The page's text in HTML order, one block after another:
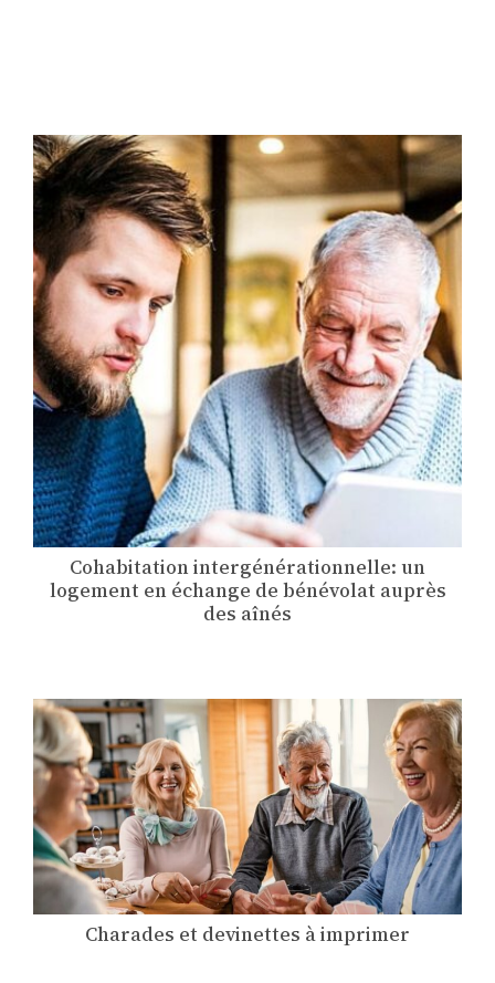
Cohabitation intergénérationnelle: un
logement en échange de bénévolat auprès
des aînés
Charades et devinettes à imprimer